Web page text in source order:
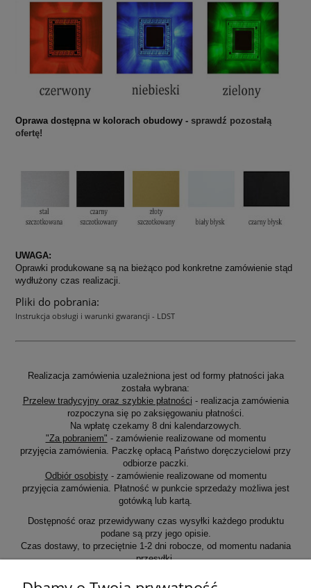
Oprawa dostępna w kolorach obudowy - sprawdź pozostałą
ofertę!
UWAGA:
Oprawki produkowane są na bieżąco pod konkretne zamówienie stąd
wydłużony czas realizacji.
Pliki do pobrania:
Instrukcja obsługi i warunki gwarancji - LDST
Realizacja zamówienia uzależniona jest od formy płatności jaka
została wybrana:
Przelew tradycyjny oraz szybkie płatności - realizacja zamówienia
rozpoczyna się po zaksięgowaniu płatności.
Na wpłatę czekamy 8 dni kalendarzowych.
"Za pobraniem" - zamówienie realizowane od momentu
przyjęcia zamówienia. Paczkę opłacą Państwo doręczycielowi przy
odbiorze paczki.
Odbiór osobisty- zamówienie realizowane od momentu
przyjęcia zamówienia. Płatność w punkcie sprzedaży możliwa jest
gotówką lub kartą.
Dostępność oraz przewidywany czas wysyłki każdego produktu
podane są przy jego opisie.
Czas dostawy, to przeciętnie 1-2 dni robocze, od momentu nadania
przesyłki.